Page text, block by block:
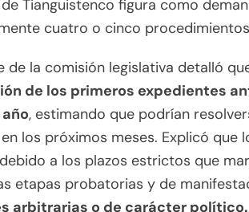
Tianguistenco figura como
cuatro o cinco
de la comisión legislativa detalló
de los primeros expedientes
, estimando que podrían
los próximos meses. Explicó que
a los plazos estrictos que
etapas probatorias y de
arbitrarias o de carácter político.